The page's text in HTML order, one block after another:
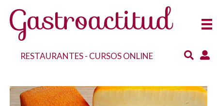
RESTAURANTES- CURSOS ONLINE